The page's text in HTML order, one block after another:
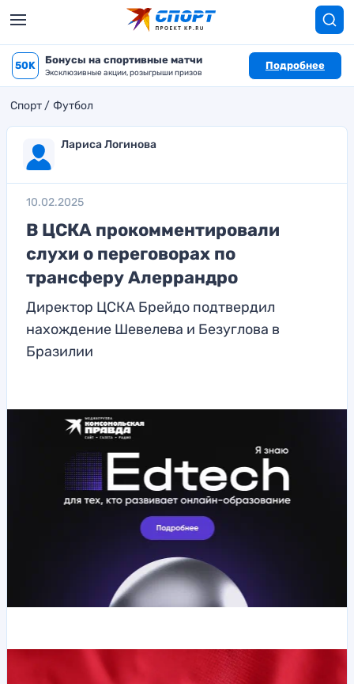
50K Бонусы на спортивные матчи
Эксклюзивные акции, розыгрыши призов
Подробнее
Спорт Футбол
Лариса Логинова
10.02.2025
В ЦСКА прокомментировали
слухи о переговорах по
трансферу Алеррандро
Директор ЦСКА Брейдо подтвердил
нахождение Шевелева и Безуглова в
Бразилии